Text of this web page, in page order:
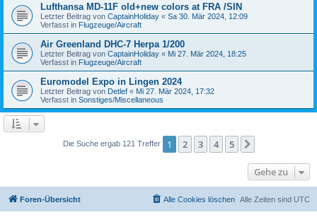
Lufthansa MD-11F old+new colors at FRA /SIN
Letzter Beitrag von CaptainHoliday « Sa 30. Mär 2024, 12:09
Verfasst in Flugzeuge/Aircraft
Air Greenland DHC-7 Herpa 1/200
Letzter Beitrag von CaptainHoliday « Mi 27. Mär 2024, 18:25
Verfasst in Flugzeuge/Aircraft
Euromodel Expo in Lingen 2024
Letzter Beitrag von Detlef « Mi 27. Mär 2024, 17:32
Verfasst in Sonstiges/Miscellaneous
Die Suche ergab 121 Treffer 1 2 3 4 5
Gehe zu
Foren-Übersicht Alle Zeiten sind UTC
Alle Cookies löschen